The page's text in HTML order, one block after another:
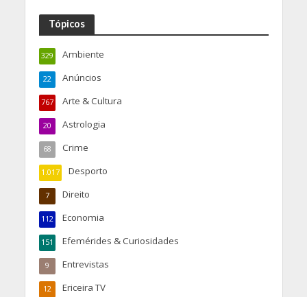
Tópicos
Ambiente
329
Anúncios
22
Arte & Cultura
767
Astrologia
20
Crime
68
Desporto
1.017
Direito
7
Economia
112
Efemérides & Curiosidades
151
Entrevistas
9
Ericeira TV
12